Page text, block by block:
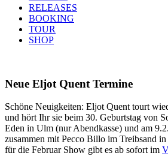
RELEASES
BOOKING
TOUR
SHOP
Neue Eljot Quent Termine
Schöne Neuigkeiten: Eljot Quent tourt
und hört Ihr sie beim 30. Geburtstag von
Eden in Ulm (nur Abendkasse) und am
zusammen mit Pecco Billo im Treibsand
für die Februar Show gibt es ab sofort im